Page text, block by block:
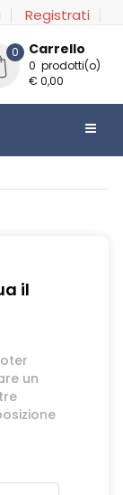
Registrati
0 Carrello
0 prodotti(o)
€ 0,00
il
un